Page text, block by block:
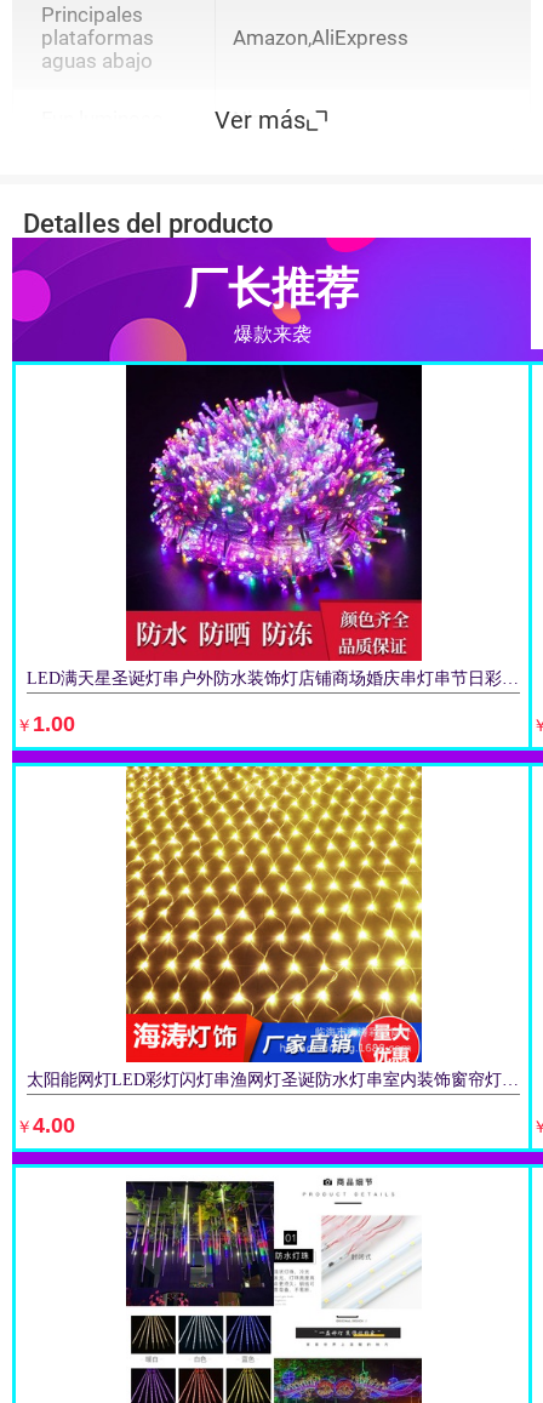
de 220V estándar europeo de
2,5 m se puede conectar en
puede conectar en serie,3.
8 funciones domésticas de
bajo voltaje de 5 metros con
estándar europeo, 8
funciones, incluye enchufe.,3.
5m, bajo voltaje, estándar
estadounidense, 8 funciones,
incluye enchufe.,3 baterías de
3,5 metros con flash sin
batería,3.5 m 3 con flash caja
de batería USB,Caja de 3
baterías de 3,5 metros con 8
funciones de control
remoto,Caja de 3 baterías de
3,5 metros 8 funciones
Control remoto Modelo USB
sin batería,Modelo de control
remoto USB de 3,5 m 8
funciones,Energía solar de 3,5
metros de altura brillante 8
funciones,Control remoto
solar de 8 funciones de alto
Principales
plataformas
aguas abajo
Amazon,AliExpress
Ninguno
Ver más
Detalles del producto
厂长推荐
爆款来袭
LED满天星圣诞灯串户外防水装饰灯店铺商场婚庆串灯串节日彩灯串
￥ 1.00
太阳能网灯LED彩灯闪灯串渔网灯圣诞防水灯串室内装饰窗帘灯网状
￥ 4.00